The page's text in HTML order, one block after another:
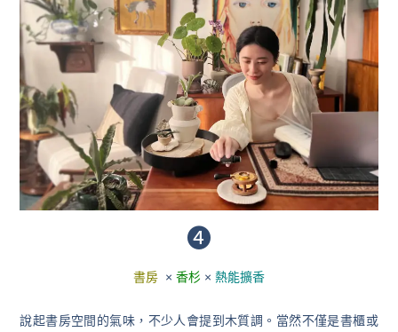
❹
書房 × 香杉 × 熱能擴香
說起書房空間的氣味， 不少人會提到木質調。當然不僅是書櫃或